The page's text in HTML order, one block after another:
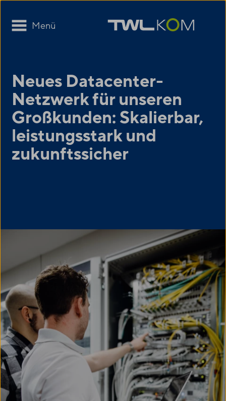
Menü
Neues Datacenter-
Netzwerk für unseren
Großkunden: Skalierbar,
leistungsstark und
zukunftssicher